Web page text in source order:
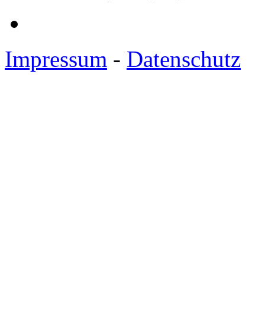
Impressum - Datenschutz